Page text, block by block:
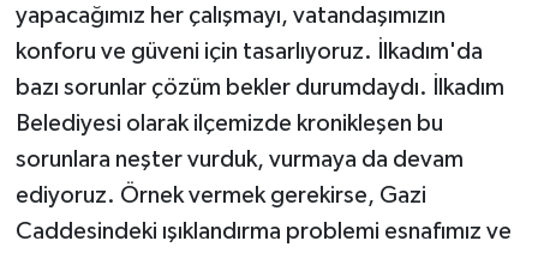
yapacağımız her çalışmayı, vatandaşımızın
konforu ve güveni için tasarlıyoruz. İlkadım'da
bazı sorunlar çözüm bekler durumdaydı. İlkadım
Belediyesi olarak ilçemizde kronikleşen bu
sorunlara neşter vurduk, vurmaya da devam
ediyoruz. Örnek vermek gerekirse, Gazi
Caddesindeki ışıklandırma problemi esnafımız ve